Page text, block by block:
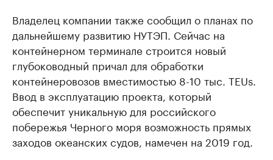
Владелец компании также сообщил о планах по
дальнейшему развитию НУТЭП. Сейчас на
контейнерном терминале строится новый
глубоководный причал для обработки
контейнеровозов вместимостью 8-10 тыс. TEUs.
Ввод в эксплуатацию проекта, который
обеспечит уникальную для российского
побережья Черного моря возможность прямых
заходов океанских судов, намечен на 2019 год.